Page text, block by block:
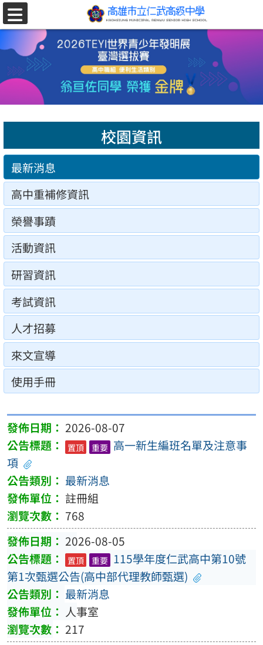
跳至主要內容區
選
單
校園資訊
最新消息
高中重補修資訊
榮譽事蹟
活動資訊
研習資訊
考試資訊
人才招募
來文宣導
使用手冊
2026-08-07
置頂 重要 高一新生編班名單及注意事
項
最新消息
註冊組
768
2026-08-05
置頂 重要 115學年度仁武高中第10號
第1次甄選公告(高中部代理教師甄選)
最新消息
人事室
217